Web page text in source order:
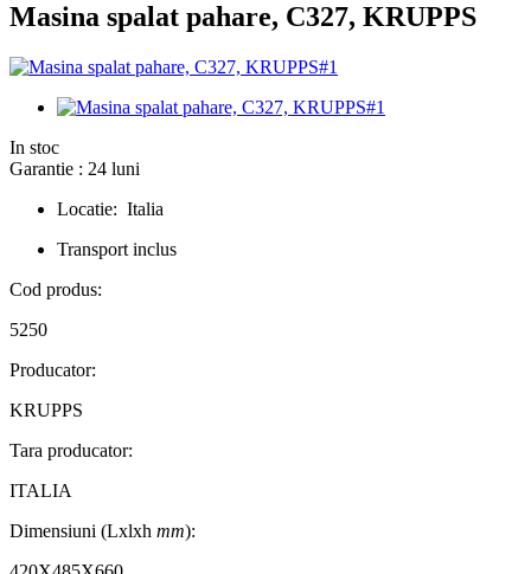
Masina spalat pahare, C327, KRUPPS
In stoc
Garantie : 24 luni
Locatie: Italia
Transport inclus
Cod produs:
5250
Producator:
KRUPPS
Tara producator:
ITALIA
Dimensiuni (Lxlxh mm):